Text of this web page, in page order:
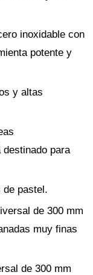
inoxidable con
potente y
y altas
para
de pastel.
de 300 mm
muy finas
de 300 mm